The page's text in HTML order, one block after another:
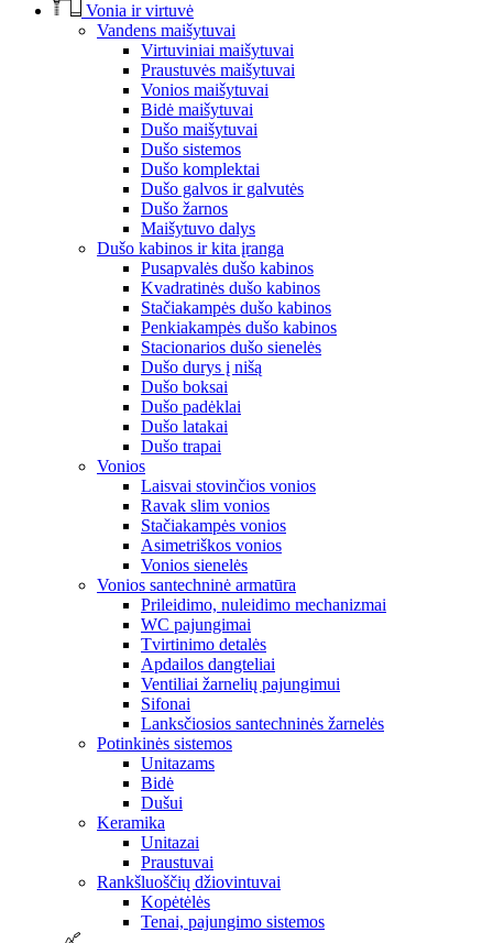
Vonia ir virtuvė
Vandens maišytuvai
Virtuviniai maišytuvai
Praustuvės maišytuvai
Vonios maišytuvai
Bidė maišytuvai
Dušo maišytuvai
Dušo sistemos
Dušo komplektai
Dušo galvos ir galvutės
Dušo žarnos
Maišytuvo dalys
Dušo kabinos ir kita įranga
Pusapvalės dušo kabinos
Kvadratinės dušo kabinos
Stačiakampės dušo kabinos
Penkiakampės dušo kabinos
Stacionarios dušo sienelės
Dušo durys į nišą
Dušo boksai
Dušo padėklai
Dušo latakai
Dušo trapai
Vonios
Laisvai stovinčios vonios
Ravak slim vonios
Stačiakampės vonios
Asimetriškos vonios
Vonios sienelės
Vonios santechninė armatūra
Prileidimo, nuleidimo mechanizmai
WC pajungimai
Tvirtinimo detalės
Apdailos dangteliai
Ventiliai žarnelių pajungimui
Sifonai
Lanksčiosios santechninės žarnelės
Potinkinės sistemos
Unitazams
Bidė
Dušui
Keramika
Unitazai
Praustuvai
Rankšluoščių džiovintuvai
Kopėtėlės
Tenai, pajungimo sistemos